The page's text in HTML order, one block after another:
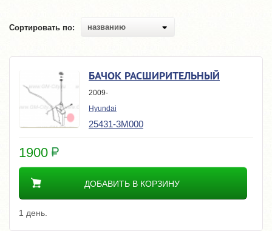
Сортировать по: названию
БАЧОК РАСШИРИТЕЛЬНЫЙ
2009-
Hyundai
25431-3M000
1900
ДОБАВИТЬ В КОРЗИНУ
1 день.